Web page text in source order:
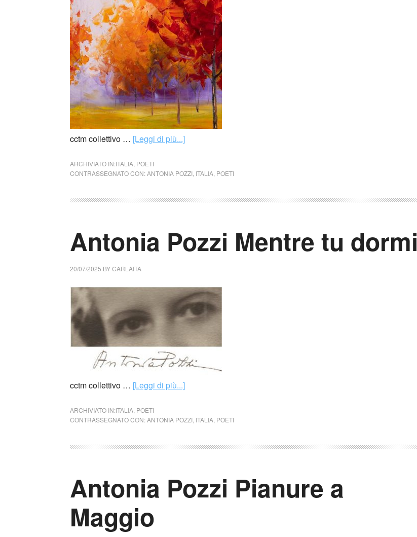
cctm collettivo … [Leggi di più...]
ARCHIVIATO IN:ITALIA POETI
CONTRASSEGNATO CON:ANTONIA POZZI ITALIA POETI
Antonia Pozzi Mentre tu dormi
20/07/2025 BYCARLAITA
cctm collettivo … [Leggi di più...]
ARCHIVIATO IN:ITALIA POETI
CONTRASSEGNATO CON:ANTONIA POZZI ITALIA POETI
Antonia Pozzi Pianure a
Maggio